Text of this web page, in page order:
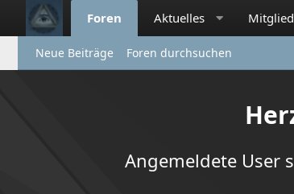
Foren Aktuelles
Neue Beiträge Foren durchsuchen
Angemeldete User